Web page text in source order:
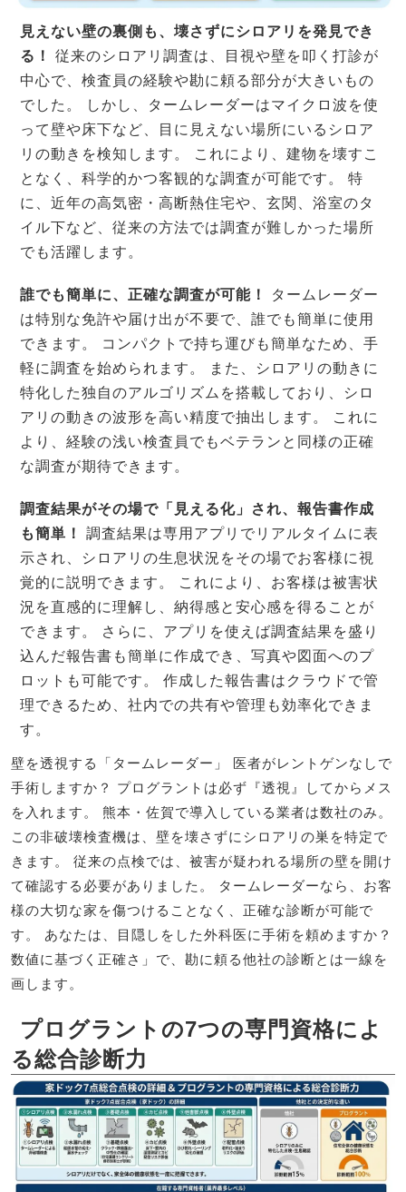
見えない壁の裏側も、壊さずにシロアリを発見でき
る！
従来のシロアリ調査は、目視や壁を叩く打診が
中心で、検査員の経験や勘に頼る部分が大きいもの
でした。 しかし、タームレーダーはマイクロ波を使
って壁や床下など、目に見えない場所にいるシロア
リの動きを検知します。 これにより、建物を壊すこ
となく、科学的かつ客観的な調査が可能です。 特
に、近年の高気密・高断熱住宅や、玄関、浴室のタ
イル下など、従来の方法では調査が難しかった場所
でも活躍します。
誰でも簡単に、正確な調査が可能！
タームレーダー
は特別な免許や届け出が不要で、誰でも簡単に使用
できます。 コンパクトで持ち運びも簡単なため、手
軽に調査を始められます。 また、シロアリの動きに
特化した独自のアルゴリズムを搭載しており、シロ
アリの動きの波形を高い精度で抽出します。 これに
より、経験の浅い検査員でもベテランと同様の正確
な調査が期待できます。
調査結果がその場で「見える化」され、報告書作成
も簡単！
調査結果は専用アプリでリアルタイムに表
示され、シロアリの生息状況をその場でお客様に視
覚的に説明できます。 これにより、お客様は被害状
況を直感的に理解し、納得感と安心感を得ることが
できます。 さらに、アプリを使えば調査結果を盛り
込んだ報告書も簡単に作成でき、写真や図面へのプ
ロットも可能です。 作成した報告書はクラウドで管
理できるため、社内での共有や管理も効率化できま
す。
壁を透視する「タームレーダー」 医者がレントゲンなしで
手術しますか？ プログラントは必ず『透視』してからメス
を入れます。 熊本・佐賀で導入している業者は数社のみ。
この非破壊検査機は、壁を壊さずにシロアリの巣を特定で
きます。 従来の点検では、被害が疑われる場所の壁を開け
て確認する必要がありました。 タームレーダーなら、お客
様の大切な家を傷つけることなく、正確な診断が可能で
す。 あなたは、目隠しをした外科医に手術を頼めますか？
数値に基づく正確さ」で、勘に頼る他社の診断とは一線を
画します。
プログラントの7つの専門資格によ
る総合診断力